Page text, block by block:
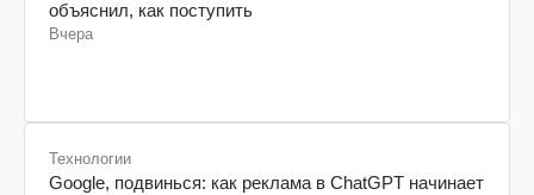
Google, подвинься: как реклама в ChatGPT начинает
битву на триллионы долларов за решение
Авто